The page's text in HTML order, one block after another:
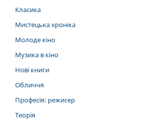
Класика
Мистецька хроніка
Молоде кіно
Музика в кіно
Нові книги
Обличчя
Професія: режисер
Теорія